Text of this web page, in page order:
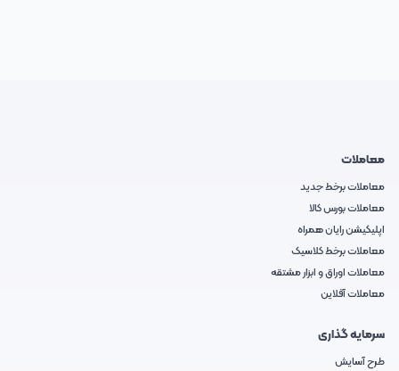
معاملات
معاملات برخط جدید
معاملات بورس کالا
اپلیکیشن رایان همراه
معاملات برخط کلاسیک
معاملات اوراق و ابزار مشتقه
معاملات آفلاین
سرمایه گذاری
طرح آسایش